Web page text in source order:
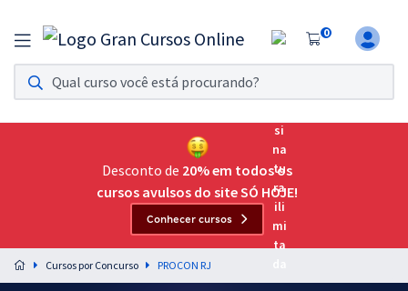
0
Assinatura Ilimitada 11
Acesso a todos os cursos. Teste grátis por 7 dias!
Assinatura OAB Até Passar
Acesso ilimitado a toda preparação para o Exame da
Preparação completa e intensiva para as principais
residências em saúde do Brasil
Desconto de 20% em todos os
cursos avulsos do site SÓ HOJE!
Conhecer cursos
Cursos por Concurso PROCON RJ